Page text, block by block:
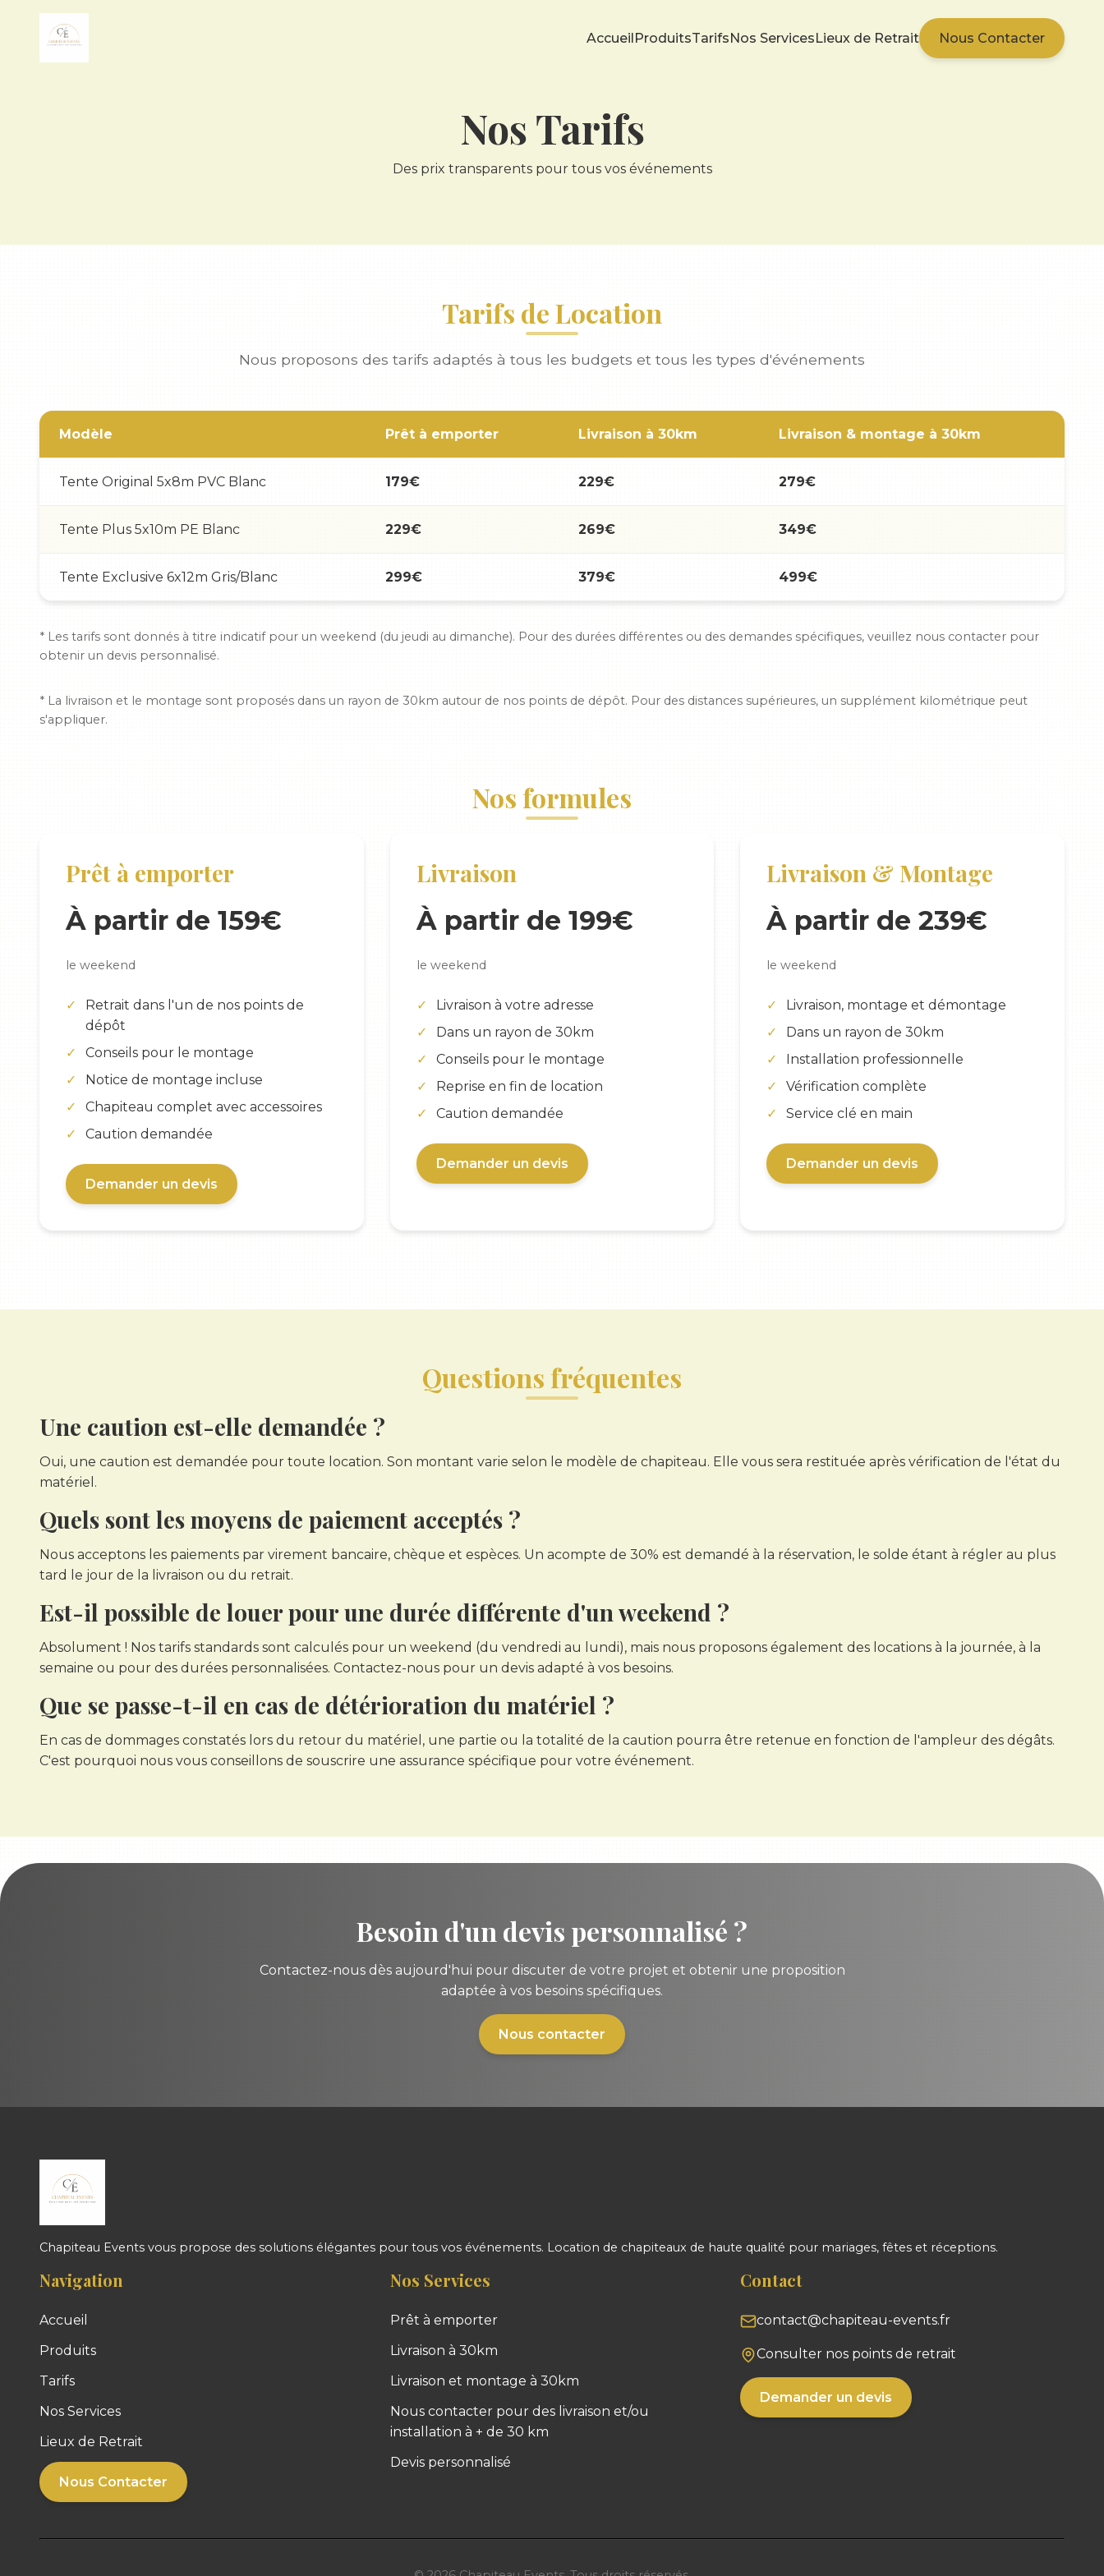
AccueilProduitsTarifsNos ServicesLieux de Retrait Nous Contacter
Nos Tarifs
Des prix transparents pour tous vos événements
Tarifs de Location
Nous proposons des tarifs adaptés à tous les budgets et tous les types d'événements
Modèle Prêt à emporter Livraison à 30km Livraison & montage à 30km
Tente Original 5x8m PVC Blanc 179€ 229€ 279€
Tente Plus 5x10m PE Blanc 229€ 269€ 349€
Tente Exclusive 6x12m Gris/Blanc 299€ 379€ 499€
* Les tarifs sont donnés à titre indicatif pour un weekend (du jeudi au dimanche). Pour des durées différentes ou des demandes spécifiques, veuillez nous contacter pour
obtenir un devis personnalisé.
* La livraison et le montage sont proposés dans un rayon de 30km autour de nos points de dépôt. Pour des distances supérieures, un supplément kilométrique peut
s'appliquer.
Nos formules
Prêt à emporter
À partir de 159€
le weekend
Retrait dans l'un de nos points de
dépôt
Conseils pour le montage
Notice de montage incluse
Chapiteau complet avec accessoires
Caution demandée
Demander un devis
Livraison
À partir de 199€
le weekend
Livraison à votre adresse
Dans un rayon de 30km
Conseils pour le montage
Reprise en fin de location
Caution demandée
Demander un devis
Livraison & Montage
À partir de 239€
le weekend
Livraison, montage et démontage
Dans un rayon de 30km
Installation professionnelle
Vérification complète
Service clé en main
Demander un devis
Questions fréquentes
Une caution est-elle demandée ?
Oui, une caution est demandée pour toute location. Son montant varie selon le modèle de chapiteau. Elle vous sera restituée après vérification de l'état du
matériel.
Quels sont les moyens de paiement acceptés ?
Nous acceptons les paiements par virement bancaire, chèque et espèces. Un acompte de 30% est demandé à la réservation, le solde étant à régler au plus
tard le jour de la livraison ou du retrait.
Est-il possible de louer pour une durée différente d'un weekend ?
Absolument ! Nos tarifs standards sont calculés pour un weekend (du vendredi au lundi), mais nous proposons également des locations à la journée, à la
semaine ou pour des durées personnalisées. Contactez-nous pour un devis adapté à vos besoins.
Que se passe-t-il en cas de détérioration du matériel ?
En cas de dommages constatés lors du retour du matériel, une partie ou la totalité de la caution pourra être retenue en fonction de l'ampleur des dégâts.
C'est pourquoi nous vous conseillons de souscrire une assurance spécifique pour votre événement.
Besoin d'un devis personnalisé ?
Contactez-nous dès aujourd'hui pour discuter de votre projet et obtenir une proposition
adaptée à vos besoins spécifiques.
Nous contacter
Chapiteau Events vous propose des solutions élégantes pour tous vos événements. Location de chapiteaux de haute qualité pour mariages, fêtes et réceptions.
Navigation
Accueil
Produits
Tarifs
Nos Services
Lieux de Retrait
Nous Contacter
Nos Services
Prêt à emporter
Livraison à 30km
Livraison et montage à 30km
Nous contacter pour des livraison et/ou
installation à + de 30 km
Devis personnalisé
Contact
contact@chapiteau-events.fr
Consulter nos points de retrait
Demander un devis